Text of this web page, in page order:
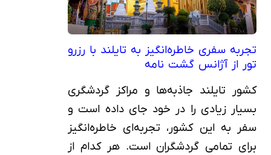
تجربه سفری خاطره‌انگیز به تایلند با رزرو
تور از آژانس گشت نامه
کشور تایلند جاذبه‌ها و مراکز گردشگری
بسیار زیادی را در خود جای داده است و
سفر به این کشور، تجربه‌ای خاطره‌انگیز
برای تمامی گردشگران است. هر کدام از